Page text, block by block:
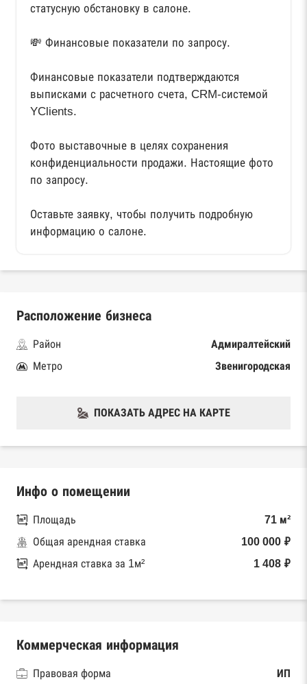
статусную обстановку в салоне.
💸 Финансовые показатели по запросу.
Финансовые показатели подтверждаются
выписками с расчетного счета, CRM-системой
YClients.
Фото выставочные в целях сохранения
конфиденциальности продажи. Настоящие фото
по запросу.
Оставьте заявку, чтобы получить подробную
информацию о салоне.
Расположение бизнеса
Район
Адмиралтейский
Метро
Звенигородская
ПОКАЗАТЬ АДРЕС НА КАРТЕ
Инфо о помещении
Площадь
71 м²
Общая арендная ставка
100 000 ₽
Арендная ставка за 1м²
1 408 ₽
Коммерческая информация
Правовая форма ИП